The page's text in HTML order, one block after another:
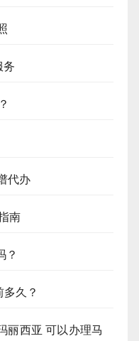
务
代办
南
？
久？
丽西亚 可以办理马